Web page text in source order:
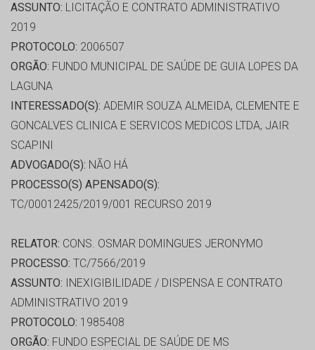
ASSUNTO: LICITAÇÃO E CONTRATO ADMINISTRATIVO
2019
PROTOCOLO: 2006507
ORGÃO: FUNDO MUNICIPAL DE SAÚDE DE GUIA LOPES DA
LAGUNA
INTERESSADO(S): ADEMIR SOUZA ALMEIDA, CLEMENTE E
GONCALVES CLINICA E SERVICOS MEDICOS LTDA, JAIR
SCAPINI
ADVOGADO(S): NÃO HÁ
PROCESSO(S) APENSADO(S):
TC/00012425/2019/001 RECURSO 2019
RELATOR: CONS. OSMAR DOMINGUES JERONYMO
PROCESSO: TC/7566/2019
ASSUNTO: INEXIGIBILIDADE / DISPENSA E CONTRATO
ADMINISTRATIVO 2019
PROTOCOLO: 1985408
ORGÃO: FUNDO ESPECIAL DE SAÚDE DE MS